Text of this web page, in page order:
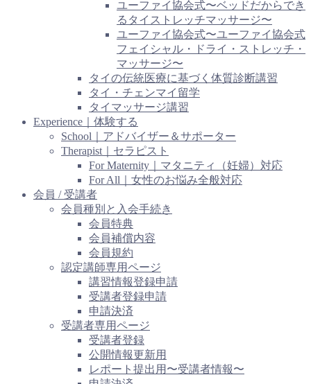
ユーファイ協会式〜ベッドだからでき
るタイストレッチマッサージ〜
ユーファイ協会式〜ユーファイ協会式
フェイシャル・ドライ・ストレッチ・
マッサージ〜
タイの伝統医療に基づく体質診断講習
タイ・チェンマイ留学
タイマッサージ講習
Experience｜体験する
School｜アドバイザー＆サポーター
Therapist｜セラピスト
For Maternity｜マタニティ（妊婦）対応
For All｜女性のお悩み全般対応
会員 / 受講者
会員種別と入会手続き
会員特典
会員補償内容
会員規約
認定講師専用ページ
講習情報登録申請
受講者登録申請
申請決済
受講者専用ページ
受講者登録
公開情報更新用
レポート提出用〜受講者情報〜